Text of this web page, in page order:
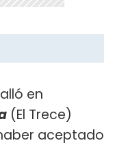
en
(El Trece)
aceptado